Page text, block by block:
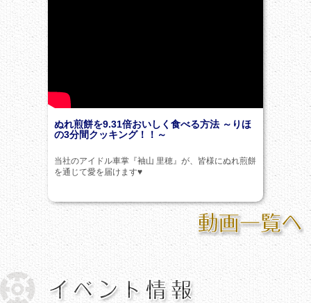
ぬれ煎餅を9.31倍おいしく食べる方法 ～りほ
の3分間クッキング！！～
当社のアイドル車掌『袖山 里穂』が、皆様にぬれ煎餅
を通じて愛を届けます♥